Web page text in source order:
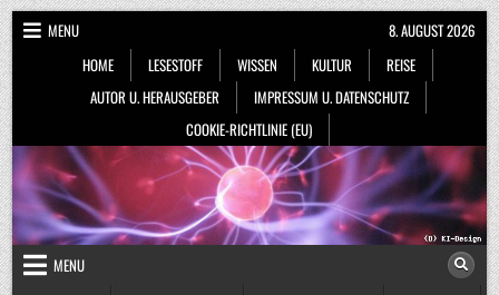
Skip
to
content
MENU
HOME
LESESTOFF WISSEN KULTUR
REISE
AUTOR U. HERAUSGEBER
IMPRESSUM U. DATENSCHUTZ
COOKIE-RICHTLINIE (EU)
8. AUGUST 2026
MENU